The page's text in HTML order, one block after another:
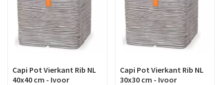
Capi Pot Vierkant Rib NL
40x40 cm - Ivoor
Capi Pot Vierkant Rib NL
30x30 cm - Ivoor